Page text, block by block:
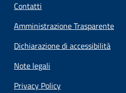
Contatti
Amministrazione Trasparente
Dichiarazione di accessibilità
Note legali
Privacy Policy